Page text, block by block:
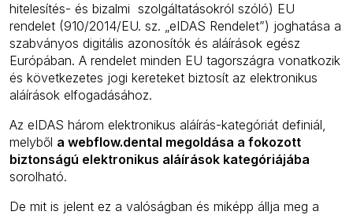
hitelesítés- és bizalmi szolgáltatásokról szóló) EU
rendelet (910/2014/EU. sz. „eIDAS Rendelet”) joghatása a
szabványos digitális azonosítók és aláírások egész
Európában. A rendelet minden EU tagországra vonatkozik
és következetes jogi kereteket biztosít az elektronikus
aláírások elfogadásához.
Az eIDAS három elektronikus aláírás-kategóriát definiál,
melyből a webflow.dental megoldása a fokozott
biztonságú elektronikus aláírások kategóriájába
sorolható.
De mit is jelent ez a valóságban és miképp állja meg a